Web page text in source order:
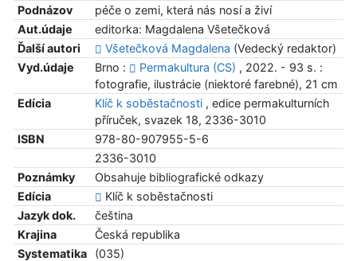
Podnázov
péče o zemi, která nás nosí a živí
Aut.údaje
editorka: Magdalena Všetečková
Ďalší autori
Všetečková Magdalena (Vedecký redaktor)
Vyd.údaje
Brno : Permakultura (CS) , 2022. - 93 s. :
fotografie, ilustrácie (niektoré farebné), 21 cm
Edícia
Klíč k soběstačnosti , edice permakulturních
příruček, svazek 18, 2336-3010
ISBN
978-80-907955-5-6
2336-3010
Poznámky
Obsahuje bibliografické odkazy
Edícia
Klíč k soběstačnosti
Jazyk dok.
čeština
Krajina
Česká republika
Systematika
(035)